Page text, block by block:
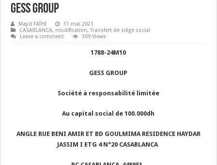
GESS GROUP
Majid FATHI
31 mai 2021
CASABLANCA, modification,Transfert de siège social
Leave a comment
309 Views
1788-24M10
GESS GROUP
Société à responsabilité limitée
Au capital social de 100.000dh
ANGLE RUE BENI AMIR ET BD GOULMIMA RESIDENCE HAYDAR
JASSIM I ETG 4 N°20 CASABLANCA